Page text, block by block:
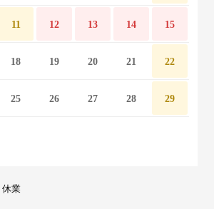
11 12 13 14 15
18 19 20 21 22
25 26 27 28 29
休業